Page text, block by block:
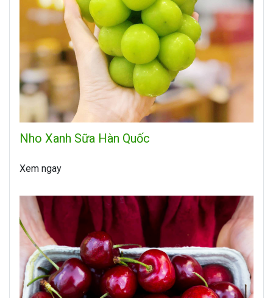
Nho Xanh Sữa Hàn Quốc
Xem ngay